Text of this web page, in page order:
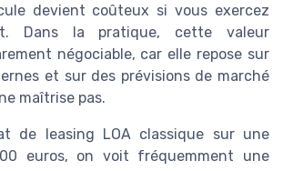
devient coûteux si vous exercez
Dans la pratique, cette valeur
négociable, car elle repose sur
et sur des prévisions de marché
maîtrise pas.
de leasing LOA classique sur une
euros, on voit fréquemment une